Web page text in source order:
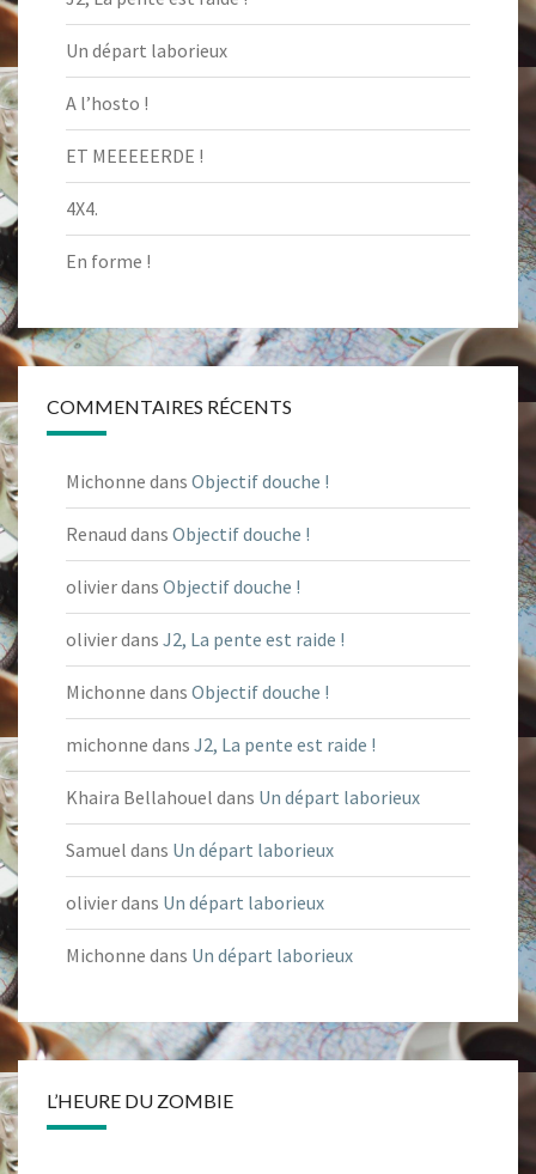
Un départ laborieux
A l’hosto !
ET MEEEEERDE !
4X4.
En forme !
COMMENTAIRES RÉCENTS
Michonne dans Objectif douche !
Renaud dans Objectif douche !
olivierdans Objectif douche !
olivierdans J2, La pente est raide !
Michonne dans Objectif douche !
michonne dans J2, La pente est raide !
Khaira Bellahouel dans Un départ laborieux
Samuel dans Un départ laborieux
olivierdans Un départ laborieux
Michonne dans Un départ laborieux
L’HEURE DU ZOMBIE